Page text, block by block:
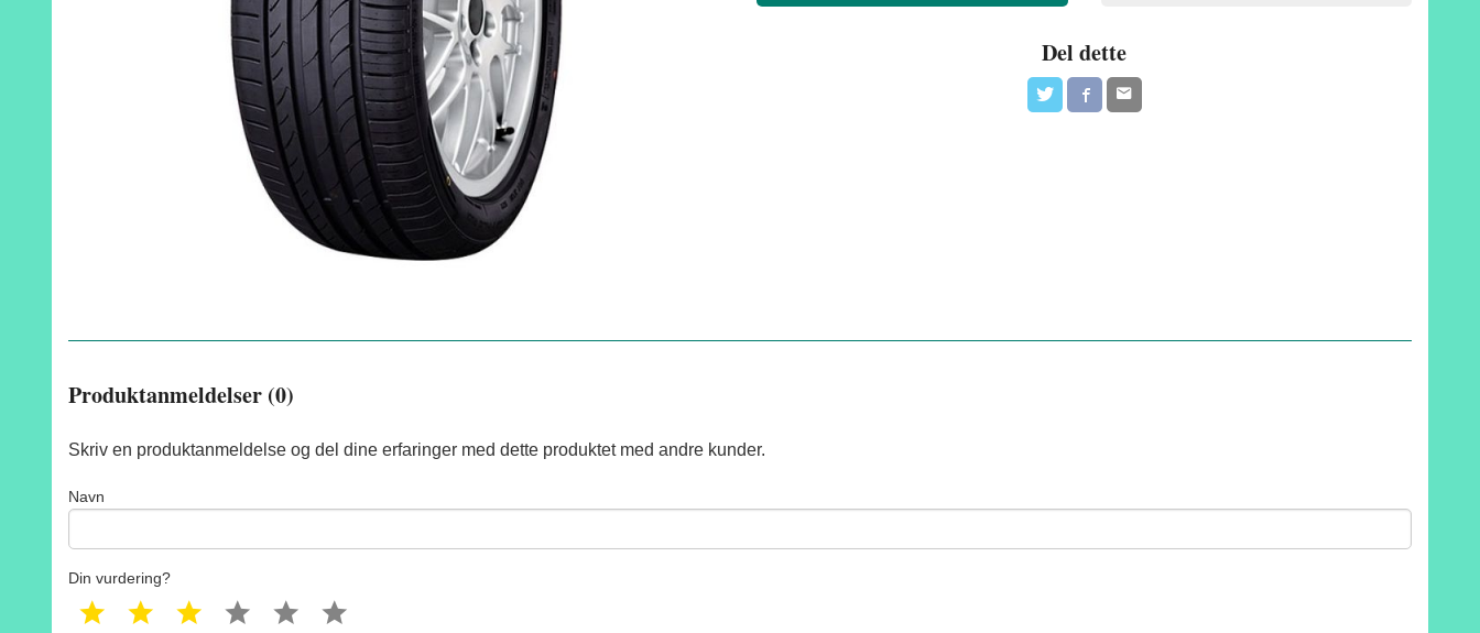
Del dette
Produktanmeldelser (0)
Skriv en produktanmeldelse og del dine erfaringer med dette produktet med andre kunder.
Navn
Din vurdering?
1 star 2 star 3 star 4 star 5 star